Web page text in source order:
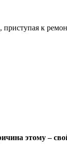
приступая к
этому –